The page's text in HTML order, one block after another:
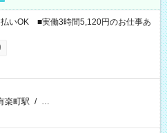
いOK ■実働3時間5,120円のお仕事あ
楽町駅 / …